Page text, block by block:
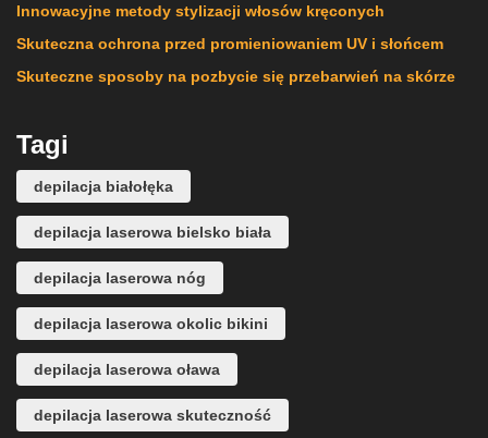
Innowacyjne metody stylizacji włosów kręconych
Skuteczna ochrona przed promieniowaniem UV i słońcem
Skuteczne sposoby na pozbycie się przebarwień na skórze
Tagi
depilacja białołęka
depilacja laserowa bielsko biała
depilacja laserowa nóg
depilacja laserowa okolic bikini
depilacja laserowa oława
depilacja laserowa skuteczność